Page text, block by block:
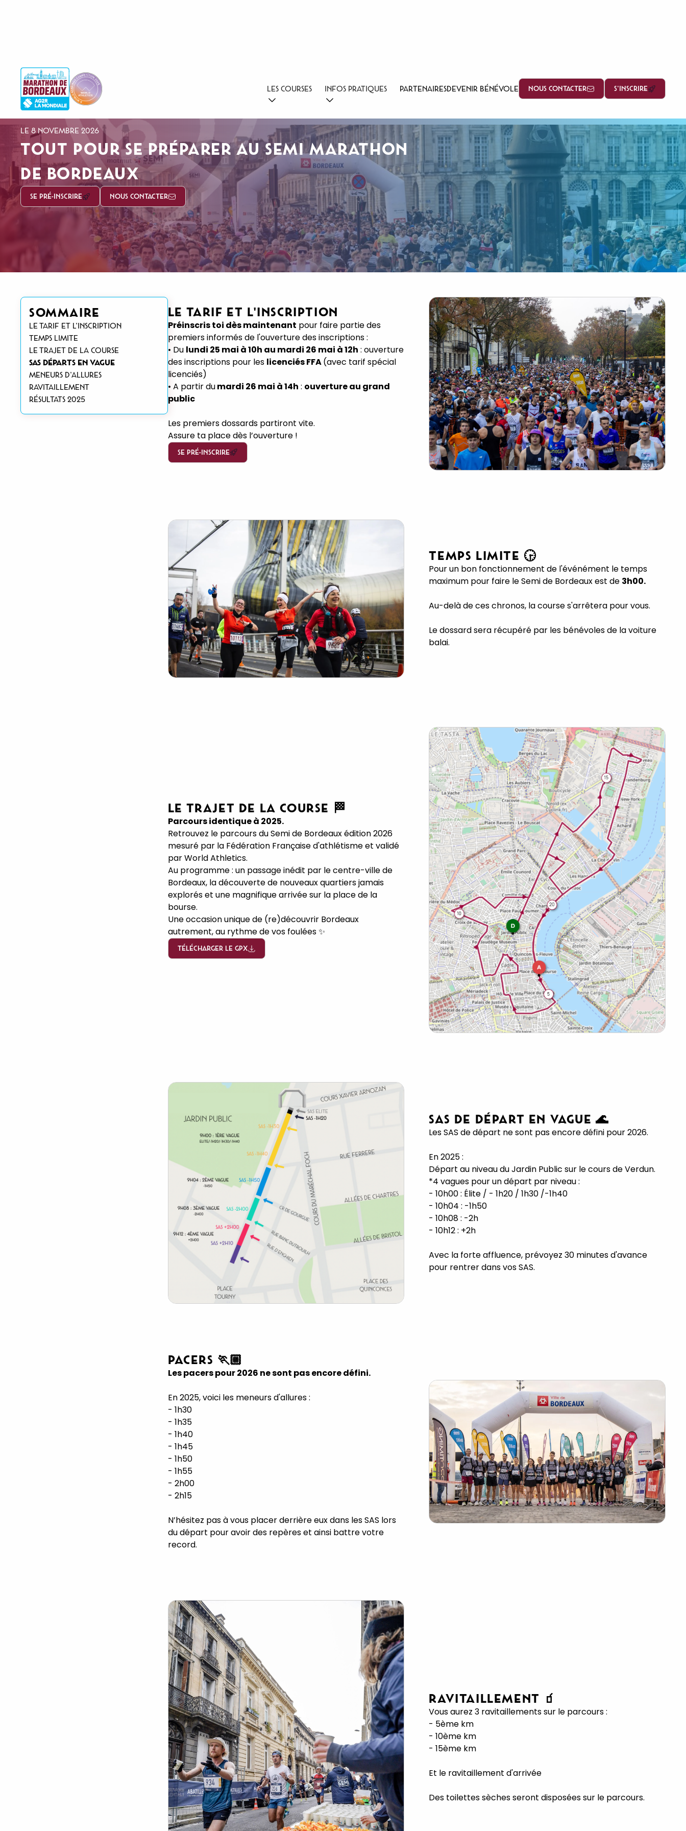
LES COURSES INFOS PRATIQUES PARTENAIRESDEVENIR BÉNÉVOLE NOUS CONTACTER S'INSCRIRE
LE 8 NOVEMBRE 2026
TOUT POUR SE PRÉPARER AU SEMI MARATHON
DE BORDEAUX
SE PRÉ-INSCRIRE NOUS CONTACTER
SOMMAIRE
le tarif et l'inscription
temps limite
le trajet de la course
sas départs en vague
meneurs d'allures
ravitaillement
résultats 2025
LE TARIF ET L'INSCRIPTION
Préinscris toi dès maintenant pour faire partie des
premiers informés de l'ouverture des inscriptions :
• Du lundi 25 mai à 10h au mardi 26 mai à 12h : ouverture
des inscriptions pour les licenciés FFA(avec tarif spécial
licenciés)
• A partir dumardi 26 mai à 14h : ouverture au grand
public
Les premiers dossards partiront vite.
Assure ta place dès l’ouverture !
SE PRÉ-INSCRIRE
TEMPS LIMITE 🕞
Pour un bon fonctionnement de l'événément le temps
maximum pour faire le Semi de Bordeaux est de 3h00.
Au-delà de ces chronos, la course s'arrêtera pour vous.
Le dossard sera récupéré par les bénévoles de la voiture
balai.
LE TRAJET DE LA COURSE 🏁
Parcours identique à 2025.
Retrouvez le parcours du Semi de Bordeaux édition 2026
mesuré par la Fédération Française d'athlétisme et validé
par World Athletics.
Au programme : un passage inédit par le centre-ville de
Bordeaux, la découverte de nouveaux quartiers jamais
explorés et une magnifique arrivée sur la place de la
bourse.
Une occasion unique de (re)découvrir Bordeaux
autrement, au rythme de vos foulées ✨
TÉLÉCHARGER LE GPX
SAS DE DÉPART EN VAGUE 🌊
Les SAS de départ ne sont pas encore défini pour 2026.
En 2025 :
Départ au niveau du Jardin Public sur le cours de Verdun.
*4 vagues pour un départ par niveau :
- 10h00 : Élite / - 1h20 / 1h30 /-1h40
- 10h04 : -1h50
- 10h08 : -2h
- 10h12 : +2h
Avec la forte affluence, prévoyez 30 minutes d'avance
pour rentrer dans vos SAS.
PACERS 🏃🏼
Les pacers pour 2026 ne sont pas encore défini.
En 2025, voici les meneurs d'allures :
- 1h30
- 1h35
- 1h40
- 1h45
- 1h50
- 1h55
- 2h00
- 2h15
N’hésitez pas à vous placer derrière eux dans les SAS lors
du départ pour avoir des repères et ainsi battre votre
record.
RAVITAILLEMENT 🧃
Vous aurez 3 ravitaillements sur le parcours :
- 5ème km
- 10ème km
- 15ème km
Et le ravitaillement d'arrivée
Des toilettes sèches seront disposées sur le parcours.